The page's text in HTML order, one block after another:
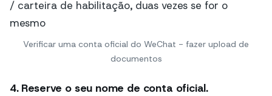
Verificar uma conta oficial do WeChat - fazer upload de
documentos
4. Reserve o seu nome de conta oficial.